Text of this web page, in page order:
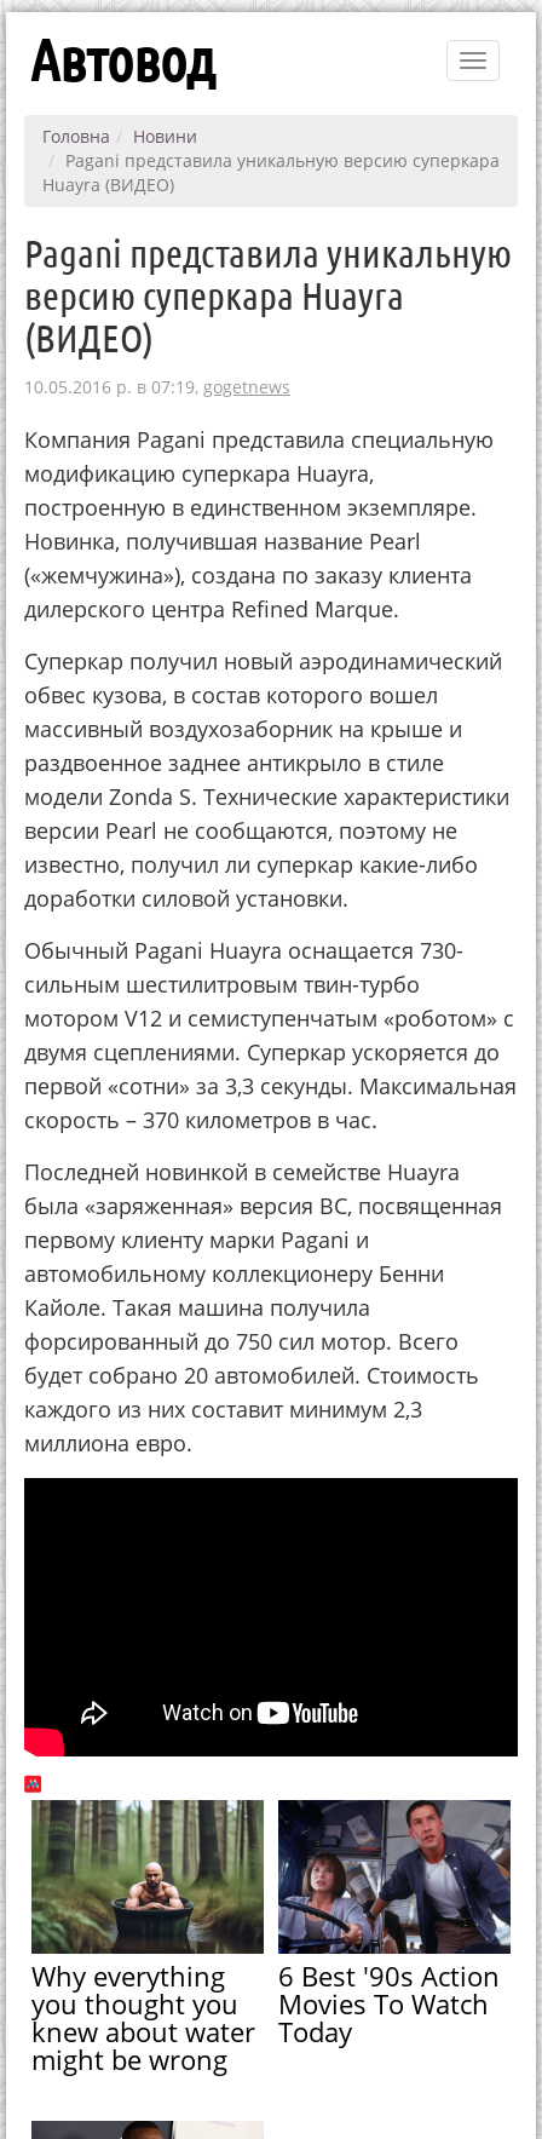
Toggle
Автовод
Головна
Новини
Pagani представила уникальную версию суперкара
Huayra (ВИДЕО)
Pagani представила уникальную
версию суперкара Huayra
(ВИДЕО)
10.05.2016 р. в 07:19, gogetnews
Компания Pagani представила специальную
модификацию суперкара Huayra,
построенную в единственном экземпляре.
Новинка, получившая название Pearl
(«жемчужина»), создана по заказу клиента
дилерского центра Refined Marque.
Суперкар получил новый аэродинамический
обвес кузова, в состав которого вошел
массивный воздухозаборник на крыше и
раздвоенное заднее антикрыло в стиле
модели Zonda S. Технические характеристики
версии Pearl не сообщаются, поэтому не
известно, получил ли суперкар какие-либо
доработки силовой установки.
Обычный Pagani Huayra оснащается 730-
сильным шестилитровым твин-турбо
мотором V12 и семиступенчатым «роботом» с
двумя сцеплениями. Суперкар ускоряется до
первой «сотни» за 3,3 секунды. Максимальная
скорость – 370 километров в час.
Последней новинкой в семействе Huayra
была «заряженная» версия BC, посвященная
первому клиенту марки Pagani и
автомобильному коллекционеру Бенни
Кайоле. Такая машина получила
форсированный до 750 сил мотор. Всего
будет собрано 20 автомобилей. Стоимость
каждого из них составит минимум 2,3
миллиона евро.
Why everything
you thought you
knew about water
might be wrong
6 Best '90s Action
Movies To Watch
Today